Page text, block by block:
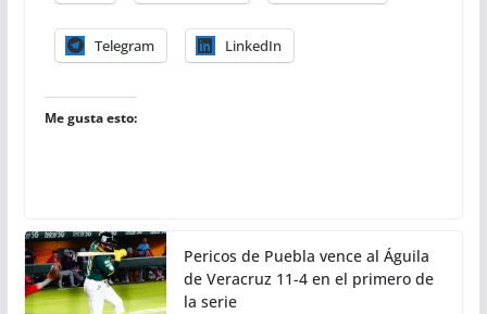
Telegram LinkedIn
Me gusta esto:
Pericos de Puebla vence al Águila
de Veracruz 11-4 en el primero de
la serie